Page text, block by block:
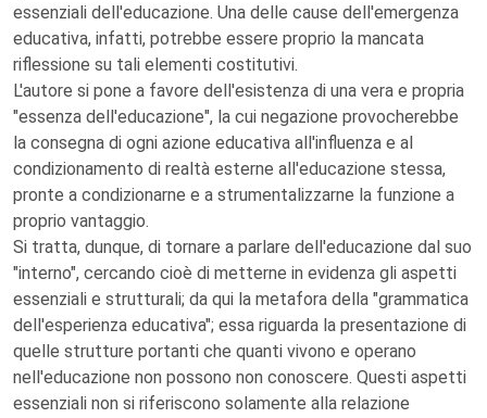
essenziali dell'educazione. Una delle cause dell'emergenza
educativa, infatti, potrebbe essere proprio la mancata
riflessione su tali elementi costitutivi.
L'autore si pone a favore dell'esistenza di una vera e propria
"essenza dell'educazione", la cui negazione provocherebbe
la consegna di ogni azione educativa all'influenza e al
condizionamento di realtà esterne all'educazione stessa,
pronte a condizionarne e a strumentalizzarne la funzione a
proprio vantaggio.
Si tratta, dunque, di tornare a parlare dell'educazione dal suo
"interno", cercando cioè di metterne in evidenza gli aspetti
essenziali e strutturali; da qui la metafora della "grammatica
dell'esperienza educativa"; essa riguarda la presentazione di
quelle strutture portanti che quanti vivono e operano
nell'educazione non possono non conoscere. Questi aspetti
essenziali non si riferiscono solamente alla relazione